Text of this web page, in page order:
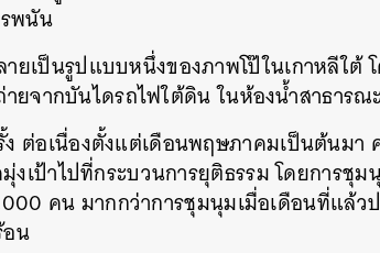
พนัน
ยเป็นรูปแบบหนึ่งของภาพโป๊ในเกาหลีใต้
ยจากบันไดรถไฟใต้ดิน ในห้องน้ำสาธารณ
ต่อเนื่องตั้งแต่เดือนพฤษภาคมเป็นต้นมา
เป้าไปที่กระบวนการยุติธรรม โดยการชุม
คน มากกว่าการชุมนุมเมื่อเดือนที่แล้
น